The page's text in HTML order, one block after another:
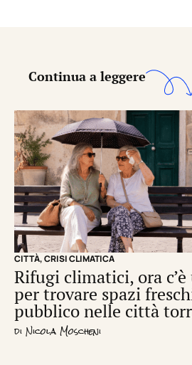
Continua a leggere
CITTÀ,CRISI CLIMATICA
Rifugi climatici, ora c’è
per trovare spazi
pubblico nelle città
di Nicola Moscheni